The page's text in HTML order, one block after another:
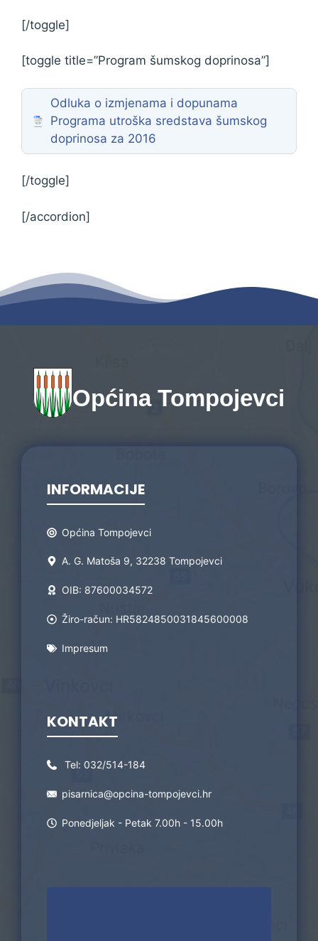
[/toggle]
[toggle title=”Program šumskog doprinosa”]
Odluka o izmjenama i dopunama
Programa utroška sredstava šumskog
doprinosa za 2016
[/toggle]
[/accordion]
Općina Tompojevci
INFORMACIJE
Općina Tompojevci
A. G. Matoša 9, 32238 Tompojevci
OIB: 87600034572
Žiro-račun: HR5824850031845600008
Impresum
KONTAKT
Tel: 032/514-184
pisarnica@opcina-tompojevci.hr
Ponedjeljak - Petak 7.00h - 15.00h